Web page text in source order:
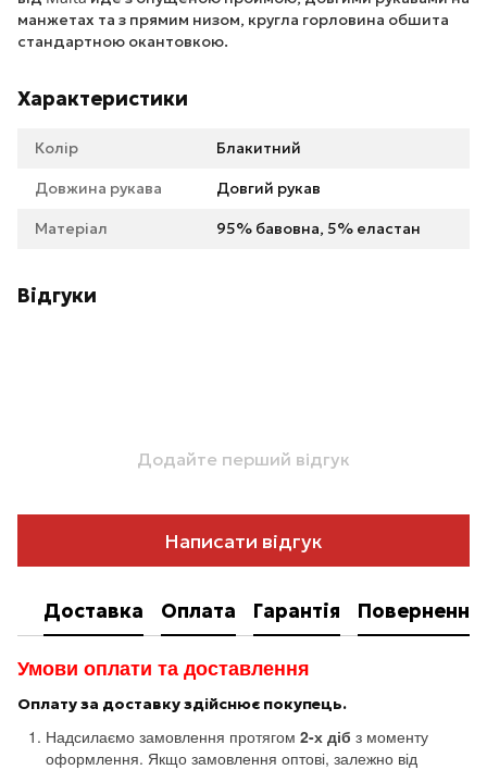
манжетах та з прямим низом, кругла горловина обшита
стандартною окантовкою.
Характеристики
Колір Блакитний
Довжина рукава Довгий рукав
Матеріал 95% бавовна, 5% еластан
Відгуки
Додайте перший відгук
Написати відгук
Доставка Оплата Гарантія Повернення
Умови оплати та доставлення
Оплату за доставку здійснює покупець.
Надсилаємо замовлення протягом 2-х діб з моменту
оформлення. Якщо замовлення оптові, залежно від